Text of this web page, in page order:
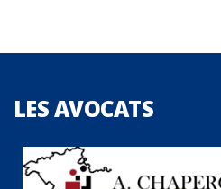
LESAVOCATS